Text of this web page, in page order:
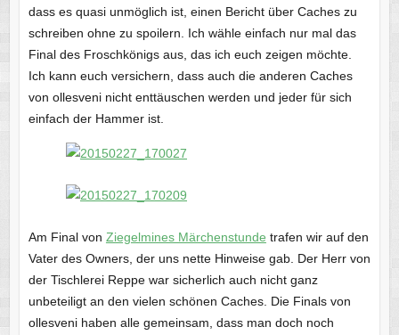
dass es quasi unmöglich ist, einen Bericht über Caches zu
schreiben ohne zu spoilern. Ich wähle einfach nur mal das
Final des Froschkönigs aus, das ich euch zeigen möchte.
Ich kann euch versichern, dass auch die anderen Caches
von ollesveni nicht enttäuschen werden und jeder für sich
einfach der Hammer ist.
Am Final von Ziegelmines Märchenstunde trafen wir auf den
Vater des Owners, der uns nette Hinweise gab. Der Herr von
der Tischlerei Reppe war sicherlich auch nicht ganz
unbeteiligt an den vielen schönen Caches. Die Finals von
ollesveni haben alle gemeinsam, dass man doch noch